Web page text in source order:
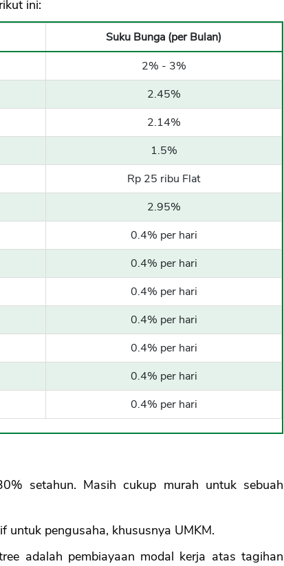
ini:
Suku Bunga (per Bulan)
2% - 3%
2.45%
2.14%
1.5%
Rp 25 ribu Flat
2.95%
0.4% per hari
0.4% per hari
0.4% per hari
0.4% per hari
0.4% per hari
0.4% per hari
0.4% per hari
setahun. Masih cukup murah untuk sebuah
untuk pengusaha, khususnya UMKM.
adalah pembiayaan modal kerja atas tagihan